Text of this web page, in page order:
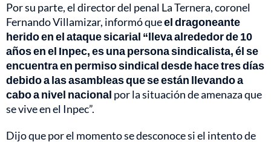
Por su parte, el director del penal La Ternera, coronel
Fernando Villamizar, informó queel dragoneante
herido en el ataque sicarial “lleva alrededor de 10
años en el Inpec, es una persona sindicalista, él se
encuentra en permiso sindical desde hace tres días
debido a las asambleas que se están llevando a
cabo a nivel nacional por la situación de amenaza que
se vive en el Inpec”.
Dijo que por el momento se desconoce si el intento de